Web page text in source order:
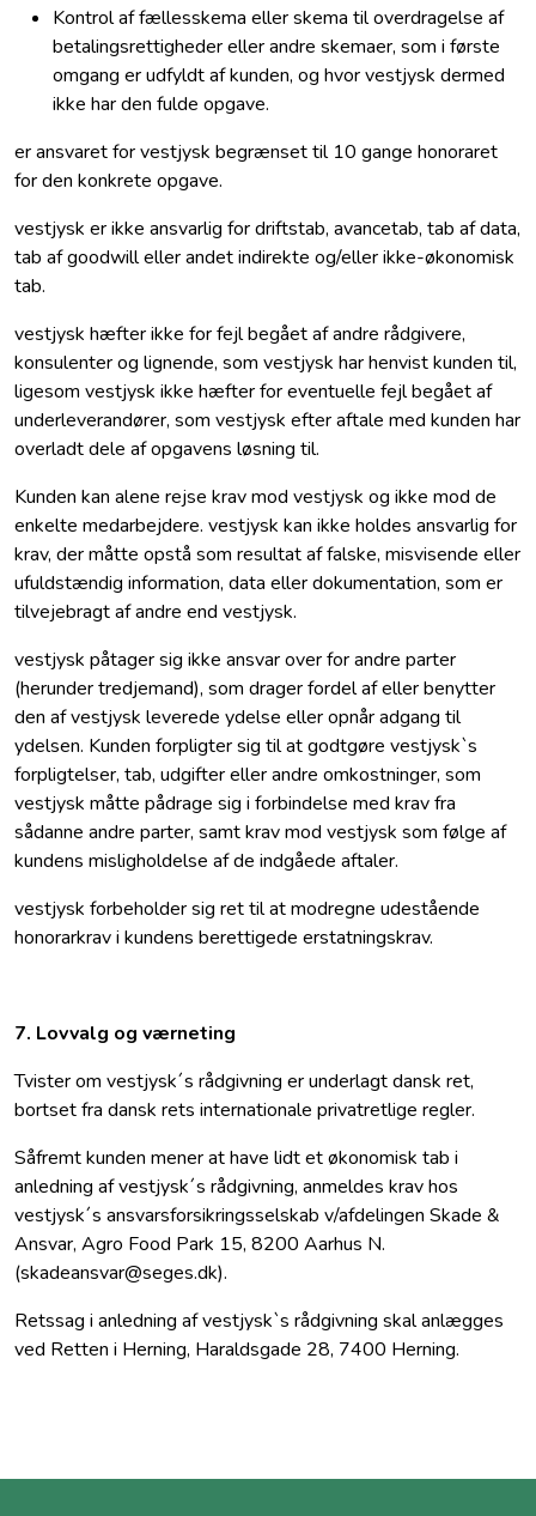
Kontrol af fællesskema eller skema til overdragelse af
betalingsrettigheder eller andre skemaer, som i første
omgang er udfyldt af kunden, og hvor vestjysk dermed
ikke har den fulde opgave.
er ansvaret for vestjysk begrænset til 10 gange honoraret
for den konkrete opgave.
vestjysk er ikke ansvarlig for driftstab, avancetab, tab af data,
tab af goodwill eller andet indirekte og/eller ikke-økonomisk
tab.
vestjysk hæfter ikke for fejl begået af andre rådgivere,
konsulenter og lignende, som vestjysk har henvist kunden til,
ligesom vestjysk ikke hæfter for eventuelle fejl begået af
underleverandører, som vestjysk efter aftale med kunden har
overladt dele af opgavens løsning til.
Kunden kan alene rejse krav mod vestjysk og ikke mod de
enkelte medarbejdere. vestjysk kan ikke holdes ansvarlig for
krav, der måtte opstå som resultat af falske, misvisende eller
ufuldstændig information, data eller dokumentation, som er
tilvejebragt af andre end vestjysk.
vestjysk påtager sig ikke ansvar over for andre parter
(herunder tredjemand), som drager fordel af eller benytter
den af vestjysk leverede ydelse eller opnår adgang til
ydelsen. Kunden forpligter sig til at godtgøre vestjysk`s
forpligtelser, tab, udgifter eller andre omkostninger, som
vestjysk måtte pådrage sig i forbindelse med krav fra
sådanne andre parter, samt krav mod vestjysk som følge af
kundens misligholdelse af de indgåede aftaler.
vestjysk forbeholder sig ret til at modregne udestående
honorarkrav i kundens berettigede erstatningskrav.
7. Lovvalg og værneting
Tvister om vestjysk´s rådgivning er underlagt dansk ret,
bortset fra dansk rets internationale privatretlige regler.
Såfremt kunden mener at have lidt et økonomisk tab i
anledning af vestjysk´s rådgivning, anmeldes krav hos
vestjysk´s ansvarsforsikringsselskab v/afdelingen Skade &
Ansvar, Agro Food Park 15, 8200 Aarhus N.
(skadeansvar@seges.dk).
Retssag i anledning af vestjysk`s rådgivning skal anlægges
ved Retten i Herning, Haraldsgade 28, 7400 Herning.